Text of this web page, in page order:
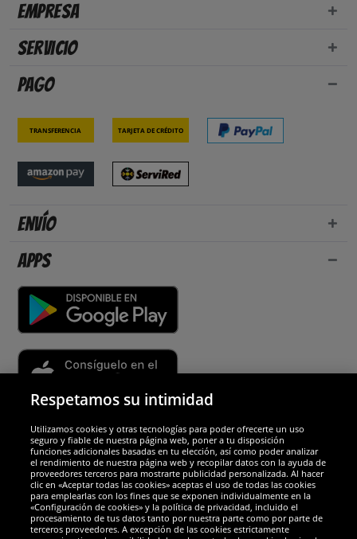
Empresa
Servicio
Pago
Transferencia Tarjeta de crédito
Envío
Apps
Socios y seguridad
Galardones
Respetamos su intimidad
Utilizamos cookies y otras tecnologías para poder ofrecerte un uso
seguro y fiable de nuestra página web, poner a tu disposición
funciones adicionales basadas en tu elección, así como poder analizar
el rendimiento de nuestra página web y recopilar datos con la ayuda de
proveedores terceros para mostrarte publicidad personalizada. Al hacer
clic en «Aceptar todas las cookies» aceptas el uso de todas las cookies
para emplearlas con los fines que se exponen individualmente en la
«Configuración de cookies» y la política de privacidad, incluido el
procesamiento de tus datos tanto por nuestra parte como por parte de
terceros proveedores. A excepción de las cookies estrictamente